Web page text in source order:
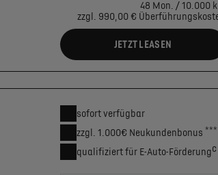
48 Mon. / 10.000
zzgl. 990,00 €
JETZT LEASEN
sofort verfügbar
zzgl. 1.000€ Neukunden­bonus ***
qualifiziert für E-Auto-Förderungc